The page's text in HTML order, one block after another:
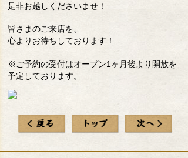
是非お越しくださいませ！
皆さまのご来店を、
心よりお待ちしております！
※ご予約の受付はオープン1ヶ月後より開放を
予定しております。